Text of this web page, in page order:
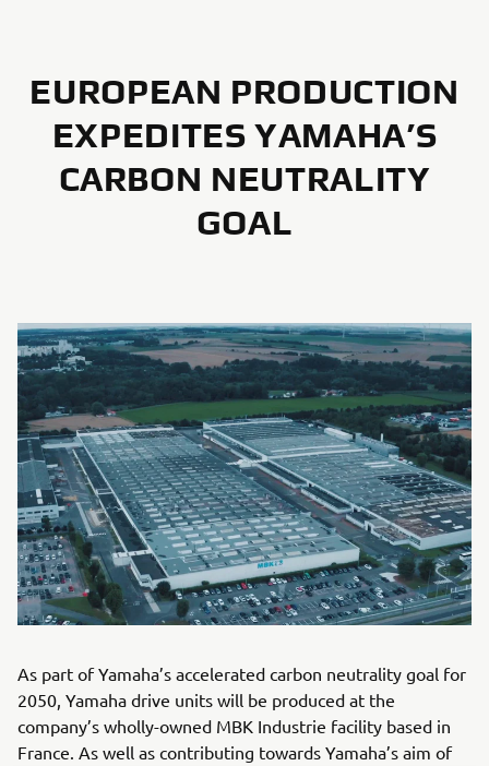
EUROPEAN PRODUCTION
EXPEDITES YAMAHA’S
CARBON NEUTRALITY
GOAL
As part of Yamaha’s accelerated carbon neutrality goal for
2050, Yamaha drive units will be produced at the
company’s wholly-owned MBK Industrie facility based in
France. As well as contributing towards Yamaha’s aim of